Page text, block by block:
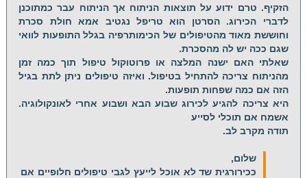
הזקיף. טרם ידוע על תוצאות הניתוח אך הניתוח עבר כמתוכנן
לדברי הכירוג. הסרטן הוא טריפל נגטיב אמא חולת סכרת
וחוששת מאוד מהטיפולים של הכימותרפיה בגלל התופעות לוואי
שגם ככה יש לה מהסכרת.
שאלתי האם ישנה המלצה או פרוטוקול טיפול תוך כמה זמן
מהניתוח צריכה להתחיל בטיפול. ואיזה טיפולים ניתן לתת בגיל
הזה אם כמה שפחות תופעות.
היא צריכה להגיע לכירוג שבוע הבא ושבוע אחרי לאונקולוגיה.
אשמח אם תוכלי לסייע
תודה מקרב לב.
שלום,
ככירורגית שד לא אוכל לייעץ לגבי טיפולים חלופיים אם